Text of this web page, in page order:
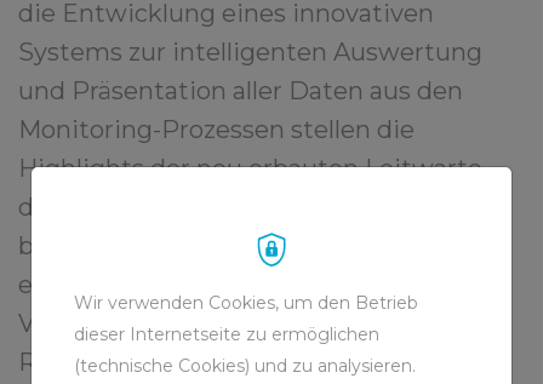
die Entwicklung eines innovativen
Systems zur intelligenten Auswertung
und Präsentation aller Daten aus den
Monitoring-Prozessen stellen die
Highlights der neu erbauten Leitwarte
dar. Die Warte fungiert als
bedienerfreundliche Benutzeroberfläche
eines Hochleistungs-Rechenzentrums.
Von hier aus verwaltet und verknüpft die
RAG alle Systeme mithilfe modernster
Wir verwenden Cookies, um den Betrieb
dieser Internetseite zu ermöglichen
(technische Cookies) und zu analysieren.